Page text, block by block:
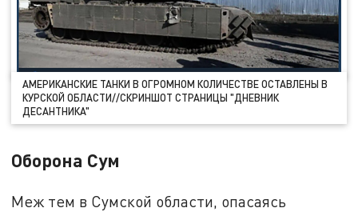
АМЕРИКАНСКИЕ ТАНКИ В ОГРОМНОМ КОЛИЧЕСТВЕ ОСТАВЛЕНЫ В
КУРСКОЙ ОБЛАСТИ//СКРИНШОТ СТРАНИЦЫ "ДНЕВНИК
ДЕСАНТНИКА"
Оборона Сум
Меж тем в Сумской области, опасаясь